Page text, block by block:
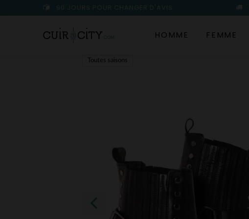
90 JOURS POUR CHANGER D'AVIS
HOMME FEMME
Toutes saisons